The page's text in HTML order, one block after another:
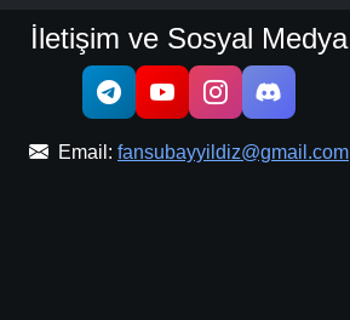
İletişim ve Sosyal Medya
Email: fansubayyildiz@gmail.com